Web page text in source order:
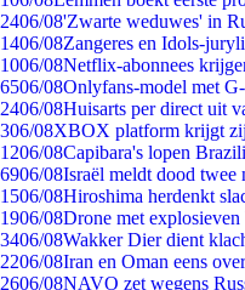
2406/08'Zwarte weduwes' in
1406/08Zangeres en Idols-
1006/08Netflix-abonnees
6506/08Onlyfans-model met
2406/08Huisarts per direct uit
306/08XBOX platform krijgt
1206/08Capibara's lopen
6906/08Israël meldt dood
1506/08Hiroshima herdenkt
1906/08Drone met
3406/08Wakker Dier dient
2206/08Iran en Oman eens
2606/08NAVO zet wegens